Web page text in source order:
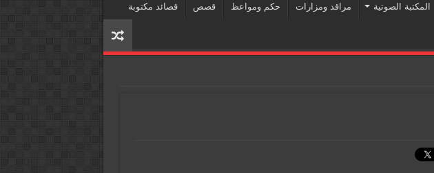
المكتبة الصوتية مراقد ومزارات حكم ومواعظ قصص قصائد مكتوبة